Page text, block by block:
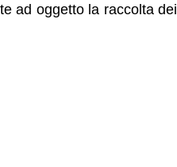
ad oggetto la raccolta dei